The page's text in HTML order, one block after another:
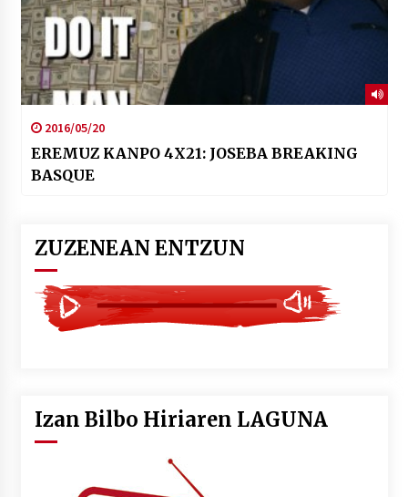
2016/05/20
EREMUZ KANPO 4X21: JOSEBA BREAKING
BASQUE
ZUZENEAN ENTZUN
Izan Bilbo Hiriaren LAGUNA